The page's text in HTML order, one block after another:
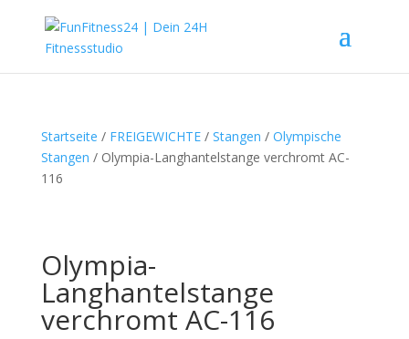
Startseite / FREIGEWICHTE/ Stangen / Olympische
Stangen / Olympia-Langhantelstange verchromt AC-
116
Olympia-
Langhantelstange
verchromt AC-116